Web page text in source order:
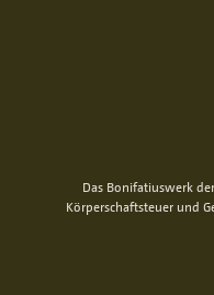
Das Bonifatiuswerk
Körperschaftsteuer und